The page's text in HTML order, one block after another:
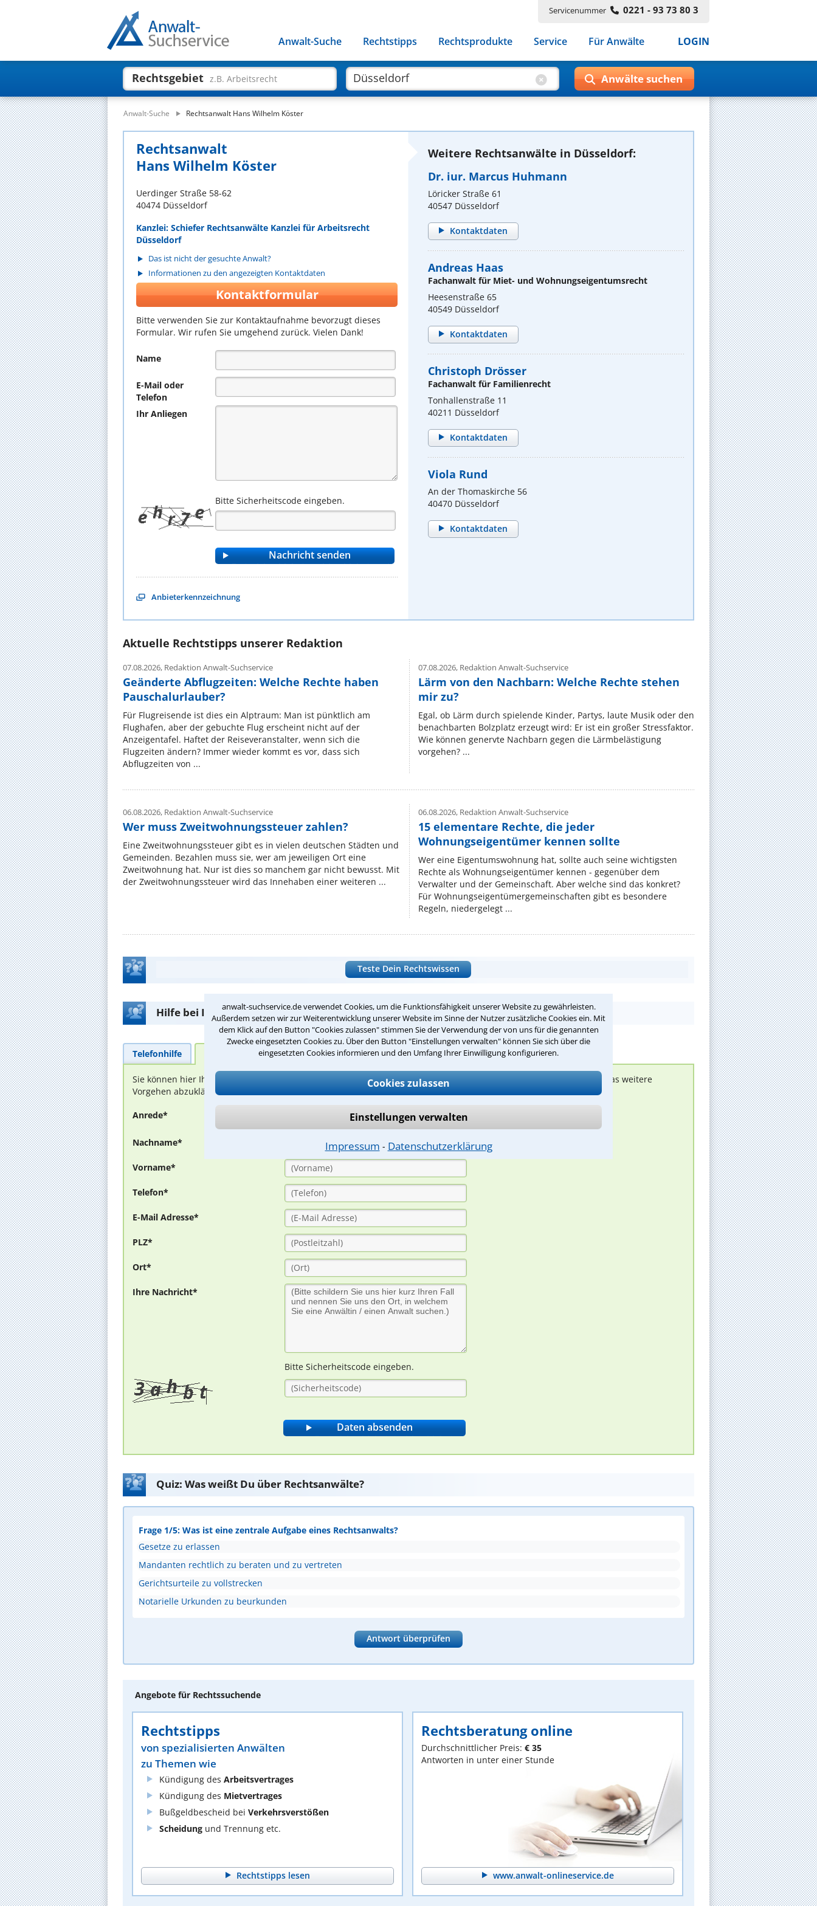
anwalt-suchservice.de verwendet Cookies, um die Funktionsfähigkeit unserer Website zu gewährleisten.
Außerdem setzen wir zur Weiterentwicklung unserer Website im Sinne der Nutzer zusätzliche Cookies ein. Mit
dem Klick auf den Button "Cookies zulassen" stimmen Sie der Verwendung der von uns für die genannten
Zwecke eingesetzten Cookies zu. Über den Button "Einstellungen verwalten" können Sie sich über die
eingesetzten Cookies informieren und den Umfang Ihrer Einwilligung konfigurieren.
Cookies zulassen
Einstellungen verwalten
Impressum ⁃ Datenschutzerklärung
Servicenummer 0221 - 93 73 80 3
Anwalt-Suche Rechtstipps Rechtsprodukte Service Für Anwälte LOGIN
Rechtsgebiet z.B. Arbeitsrecht
Anwalt-Suche Rechtsanwalt Hans Wilhelm Köster
Rechtsanwalt
Hans Wilhelm Köster
Uerdinger Straße 58-62
40474 Düsseldorf
Kanzlei: Schiefer Rechtsanwälte Kanzlei für Arbeitsrecht
Düsseldorf
Das ist nicht der gesuchte Anwalt?
Informationen zu den angezeigten Kontaktdaten
Kontaktformular
Bitte verwenden Sie zur Kontaktaufnahme bevorzugt dieses
Formular. Wir rufen Sie umgehend zurück. Vielen Dank!
Name
E-Mail oder
Telefon
Ihr Anliegen
Bitte Sicherheitscode eingeben.
Anbieterkennzeichnung
Weitere Rechtsanwälte in Düsseldorf:
Dr. iur. Marcus Huhmann
Löricker Straße 61
40547 Düsseldorf
Kontaktdaten
Andreas Haas
Fachanwalt für Miet- und Wohnungseigentumsrecht
Heesenstraße 65
40549 Düsseldorf
Kontaktdaten
Christoph Drösser
Fachanwalt für Familienrecht
Tonhallenstraße 11
40211 Düsseldorf
Kontaktdaten
Viola Rund
An der Thomaskirche 56
40470 Düsseldorf
Kontaktdaten
Aktuelle Rechtstipps unserer Redaktion
07.08.2026, Redaktion Anwalt-Suchservice
Geänderte Abflugzeiten: Welche Rechte haben
Pauschalurlauber?
Für Flugreisende ist dies ein Alptraum: Man ist pünktlich am
Flughafen, aber der gebuchte Flug erscheint nicht auf der
Anzeigentafel. Haftet der Reiseveranstalter, wenn sich die
Flugzeiten ändern? Immer wieder kommt es vor, dass sich
Abflugzeiten von ...
07.08.2026,Redaktion Anwalt-Suchservice
Lärm von den Nachbarn: Welche Rechte stehen
mir zu?
Egal, ob Lärm durch spielende Kinder, Partys, laute Musik oder den
benachbarten Bolzplatz erzeugt wird: Er ist ein großer Stressfaktor.
Wie können genervte Nachbarn gegen die Lärmbelästigung
vorgehen? ...
06.08.2026, Redaktion Anwalt-Suchservice
Wer muss Zweitwohnungssteuer zahlen?
Eine Zweitwohnungssteuer gibt es in vielen deutschen Städten und
Gemeinden. Bezahlen muss sie, wer am jeweiligen Ort eine
Zweitwohnung hat. Nur ist dies so manchem gar nicht bewusst. Mit
der Zweitwohnungssteuer wird das Innehaben einer weiteren ...
06.08.2026,Redaktion Anwalt-Suchservice
15 elementare Rechte, die jeder
Wohnungseigentümer kennen sollte
Wer eine Eigentumswohnung hat, sollte auch seine wichtigsten
Rechte als Wohnungseigentümer kennen - gegenüber dem
Verwalter und der Gemeinschaft. Aber welche sind das konkret?
Für Wohnungseigentümergemeinschaften gibt es besondere
Regeln, niedergelegt ...
Teste Dein Rechtswissen
Hilfe bei Ihrer Anwaltsuche?
Telefonhilfe Beratungsanfrage
Sie können hier Ihren Fall schildern. Anschließend werden sich spezialisierte Rechtsanwälte bei Ihnen melden, um das weitere
Vorgehen abzuklären. Die Rückmeldung durch einen Anwalt ist für Sie kostenlos.
Anrede*
Nachname*
Vorname*
Telefon*
E-Mail Adresse*
PLZ*
Ort*
Ihre Nachricht*
Bitte Sicherheitscode eingeben.
Quiz: Was weißt Du über Rechtsanwälte?
Frage 1/5: Was ist eine zentrale Aufgabe eines Rechtsanwalts?
Gesetze zu erlassen
Mandanten rechtlich zu beraten und zu vertreten
Gerichtsurteile zu vollstrecken
Notarielle Urkunden zu beurkunden
Antwort überprüfen
Angebote für Rechtssuchende
Rechtstipps
von spezialisierten Anwälten
zu Themen wie
Kündigung des Arbeitsvertrages
Kündigung des Mietvertrages
Bußgeldbescheid bei Verkehrsverstößen
Scheidung und Trennung etc.
Rechtstipps lesen
Rechtsberatung online
Durchschnittlicher Preis: € 35
Antworten in unter einer Stunde
www.anwalt-onlineservice.de